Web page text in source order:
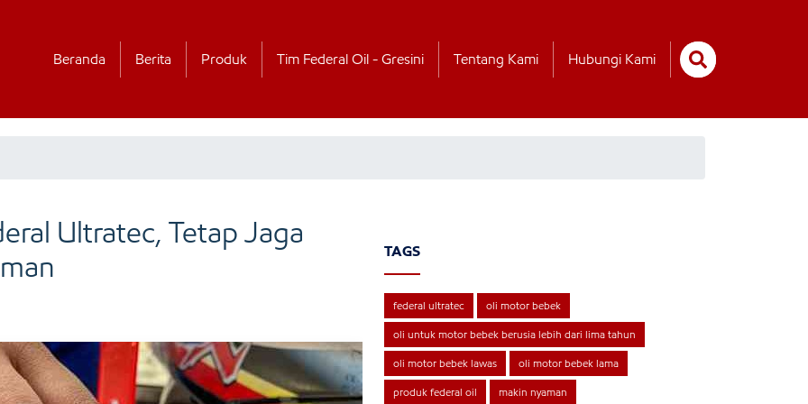
Beranda Berita Produk Tim Federal Oil - Gresini Tentang Kami Hubungi Kami
Ultratec, Tetap Jaga
TAGS
federal ultratec oli motor bebek
oli untuk motor bebek berusia lebih dari lima tahun
oli motor bebek lawas oli motor bebek lama
produk federal oil makin nyaman